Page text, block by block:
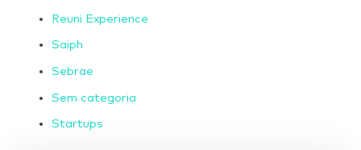
Reuni Experience
Saiph
Sebrae
Sem categoria
Startups